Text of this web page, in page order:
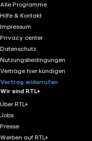
Alle Programme
Hilfe & Kontakt
Impressum
Privacy center
Datenschutz
Nutzungsbedingungen
Verträge hier kündigen
Vertrag widerrufen
Wir sind RTL+
Über RTL+
Jobs
Presse
Werben auf RTL+